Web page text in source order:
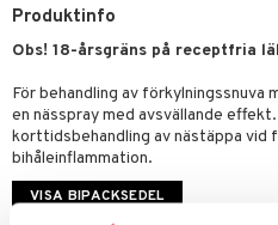
Produktinfo
Obs! 18-årsgräns på receptfria
För behandling av förkylningssnuva
en nässpray med avsvällande
korttidsbehandling av nästäppa vid
bihåleinflammation.
VISA BIPACKSEDEL
& Stickor
Oro
Sårvård
Stick
Tejp
& Ägglossning